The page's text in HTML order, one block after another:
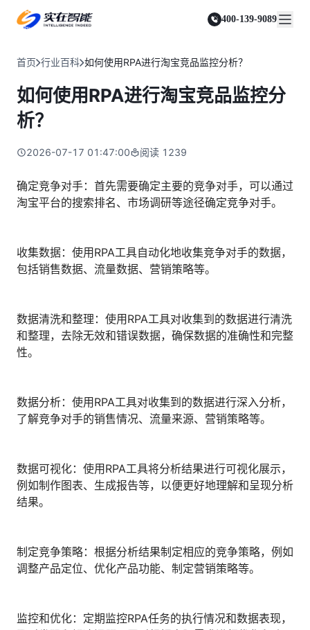
400-139-9089
人人都会用的智能体
智能文档审阅平台
实在 RPA 机器人
可靠的机器人终端
实在 RPA 控制器
强大的智能中枢
全面支持国产信创生态
实在取数宝
一键提数整合，洞察更高效
通信运营商
零售电商
跨境电商
能源及制造业
医药行业
更多行业客户
金融
运营商
店铺运营 | 私域运营 | 数据运营 | 仓储管理
统计税务 | 行政审批 | 基层减负 | 优化营商
烟草
制造业
订单生成 | 库存管控 | 物流监控 | 风险监测
人才数字化
人才培养 | 智能教具 | 智能实训 | 课程共创
资源与支持
实在学院
智能体市场
合作伙伴
客户支持
关于实在
媒体报道
视频动态
加入我们
首页 行业百科 如何使用RPA进行淘宝竞品监控分析？
如何使用RPA进行淘宝竞品监控分
析？
2026-07-17 01:47:00 阅读 1239
确定竞争对手：首先需要确定主要的竞争对手，可以通过
淘宝平台的搜索排名、市场调研等途径确定竞争对手。
收集数据：使用RPA工具自动化地收集竞争对手的数据，
包括销售数据、流量数据、营销策略等。
数据清洗和整理：使用RPA工具对收集到的数据进行清洗
和整理，去除无效和错误数据，确保数据的准确性和完整
性。
数据分析：使用RPA工具对收集到的数据进行深入分析，
了解竞争对手的销售情况、流量来源、营销策略等。
数据可视化：使用RPA工具将分析结果进行可视化展示，
例如制作图表、生成报告等，以便更好地理解和呈现分析
结果。
制定竞争策略：根据分析结果制定相应的竞争策略，例如
调整产品定位、优化产品功能、制定营销策略等。
监控和优化：定期监控RPA任务的执行情况和数据表现，